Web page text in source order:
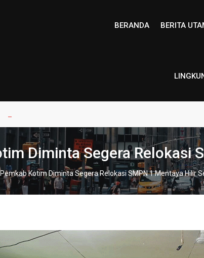
BERANDA BERITA
Diminta Segera Relokasi
Pemkab Kotim Diminta Segera Relokasi SMPN 1 Mentaya Hilir